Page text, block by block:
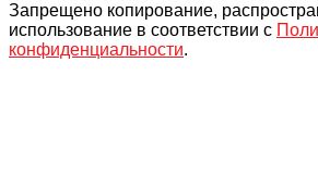
Запрещено копирование,
использование в соответствии с
конфиденциальности.